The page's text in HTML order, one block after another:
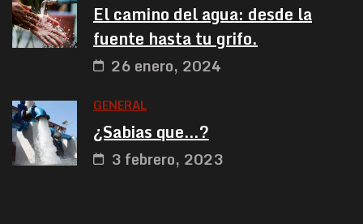
El camino del agua: desde la
fuente hasta tu grifo.
26 enero, 2024
GENERAL
¿Sabias que…?
3 febrero, 2023